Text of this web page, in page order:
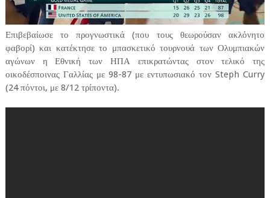
Επιβεβαίωσε το προγνωστικά (που τους θεωρούσαν ακλόνητο
φαβορί) και κατέκτησε το μπασκετικό τουρνουά των Ολυμπιακών
αγώνων η Εθνική των ΗΠΑ επικρατώντας στον τελικό της
οικοδέσποινας Γαλλίας με 98-87 με εντυπωσιακό τον Steph Curry
(24 πόντοι, με 8/12 τρίποντα).